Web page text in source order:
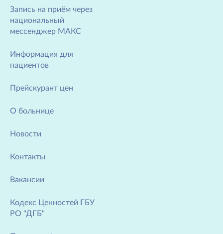
Запись на приём через
национальный
мессенджер МАКС
Информация для
пациентов
Прейскурант цен
О больнице
Новости
Контакты
Вакансии
Кодекс Ценностей ГБУ
РО "ДГБ"